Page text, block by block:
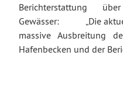
Berichterstattung
Gewässer: „Die
massive Ausbreitung
Hafenbecken und der